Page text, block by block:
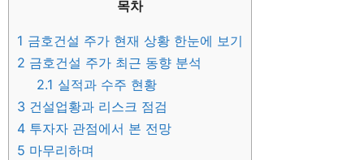
목차
1 금호건설 주가 현재 상황 한눈에 보기
2 금호건설 주가 최근 동향 분석
2.1 실적과 수주 현황
3 건설업황과 리스크 점검
4 투자자 관점에서 본 전망
5 마무리하며